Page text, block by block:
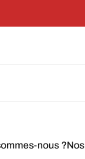
Économisez
nous ?